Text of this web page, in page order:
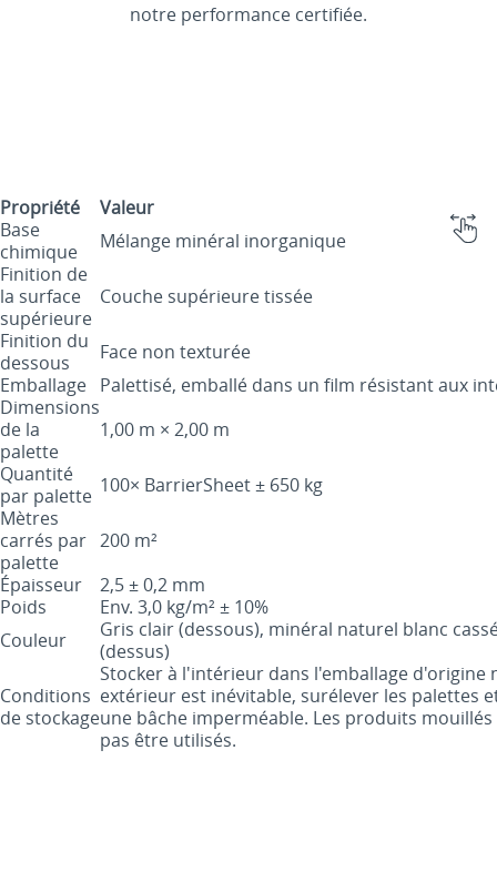
notre performance certifiée.
Propriété
Valeur
Base
chimique
Mélange minéral inorganique
Finition de
la surface
supérieure
Couche supérieure tissée
Finition du
dessous
Face non texturée
Emballage Palettisé, emballé dans un film résistant aux
Dimensions
de la
palette
1,00 m × 2,00 m
Quantité
par palette 100× BarrierSheet ± 650 kg
Mètres
carrés par
palette
200 m²
Épaisseur
2,5 ± 0,2 mm
Poids
Env. 3,0 kg/m² ± 10%
Couleur
Gris clair (dessous), minéral naturel blanc
(dessus)
Conditions
de stockage
Stocker à l'intérieur dans l'emballage d'origine
extérieur est inévitable, surélever les palettes
une bâche imperméable. Les produits
pas être utilisés.